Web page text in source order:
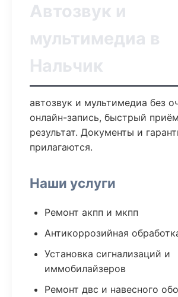
Автозвук и
мультимедиа в
Нальчик
автозвук и мультимедиа без
онлайн-запись, быстрый
результат. Документы и
прилагаются.
Наши услуги
Ремонт акпп и мкпп
Антикоррозийная
Установка сигнализаций и
иммобилайзеров
Ремонт двс и навесного